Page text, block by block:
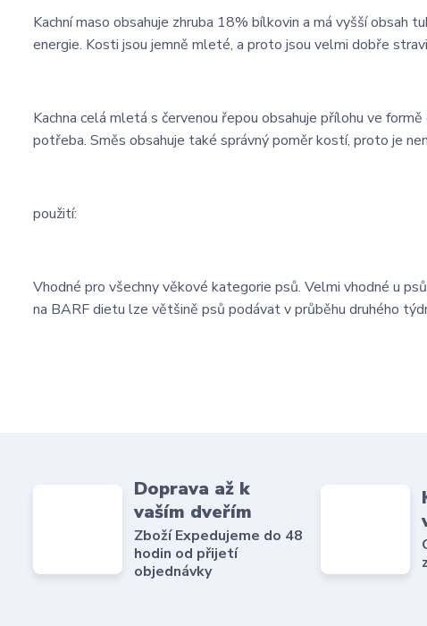
Kachní maso obsahuje zhruba 18% bílkovin a má vyšší
energie. Kosti jsou jemně mleté, a proto jsou velmi dobře
Kachna celá mletá s červenou řepou obsahuje přílohu ve
potřeba. Směs obsahuje také správný poměr kostí, proto je
použití:
Vhodné pro všechny věkové kategorie psů. Velmi vhodné u
na BARF dietu lze většině psů podávat v průběhu druhého
Doprava až k
vaším dveřím
Zboží Expedujeme do 48
hodin od přijetí
objednávky